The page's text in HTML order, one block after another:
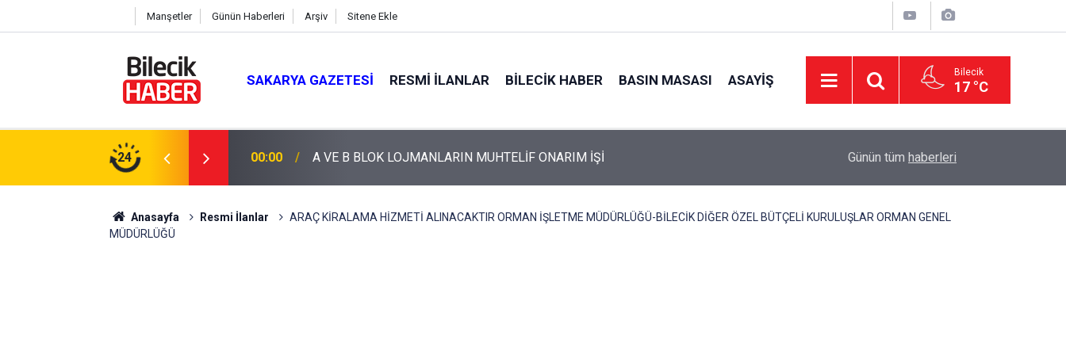
Manşetler Günün Haberleri Arşiv Sitene Ekle
SAKARYA GAZETESI RESMI İLANLAR BILECIK HABER BASIN MASASI ASAYIŞ Bilecik
17 °C
24 00:00 A VE B BLOK LOJMANLARIN MUHTELİF ONARIM İŞİ CHP Genel Başkan Yardımcısı Erbay:
Günün tüm haberleri
Anasayfa Resmi İlanlar
ARAÇ KİRALAMA HİZMETİ ALINACAKTIR ORMAN İŞLETME MÜDÜRLÜĞÜ-BİLECİK DİĞER ÖZEL BÜTÇELİ KURULUŞLAR ORMAN GENEL
MÜDÜRLÜĞÜ